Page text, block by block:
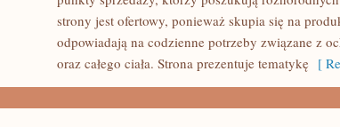
strony jest ofertowy, ponieważ skupia się na
odpowiadają na codzienne potrzeby związane z
oraz całego ciała. Strona prezentuje tematykę [